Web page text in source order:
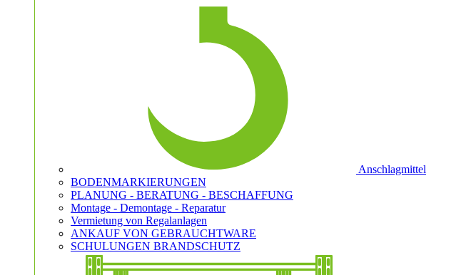
Anschlagmittel
BODENMARKIERUNGEN
PLANUNG - BERATUNG - BESCHAFFUNG
Montage - Demontage - Reparatur
Vermietung von Regalanlagen
ANKAUF VON GEBRAUCHTWARE
SCHULUNGEN BRANDSCHUTZ